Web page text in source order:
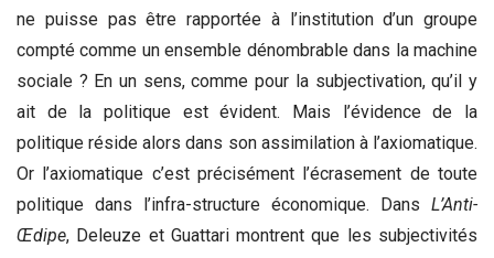
ne puisse pas être rapportée à l’institution d’un groupe
compté comme un ensemble dénombrable dans la machine
sociale ? En un sens, comme pour la subjectivation, qu’il y
ait de la politique est évident. Mais l’évidence de la
politique réside alors dans son assimilation à l’axiomatique.
Or l’axiomatique c’est précisément l’écrasement de toute
politique dans l’infra-structure économique. Dans L’Anti-
Œdipe, Deleuze et Guattari montrent que les subjectivités